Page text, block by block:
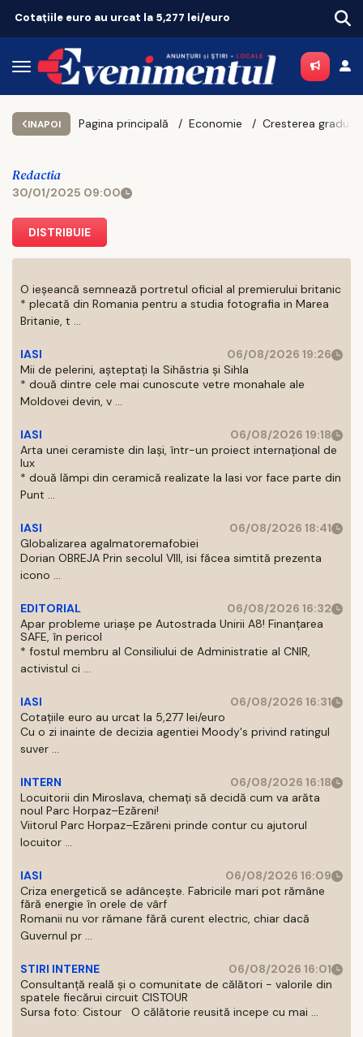
INAPOI Pagina principală Economie
Redactia
30/01/2025 09:00
DISTRIBUIE
O ieșeancă semnează portretul oficial al premierului britanic
* plecată din Romania pentru a studia fotografia in Marea
Britanie, t ...
IASI
06/08/2026 19:26
Mii de pelerini, așteptați la Sihăstria și Sihla
* două dintre cele mai cunoscute vetre monahale ale
Moldovei devin, v ...
IASI
06/08/2026 19:18
Arta unei ceramiste din Iași, într-un proiect internațional de
lux
* două lămpi din ceramică realizate la Iasi vor face parte din
Punt ...
IASI
06/08/2026 18:41
Globalizarea agalmatoremafobiei
Dorian OBREJA Prin secolul VIII, isi făcea simtită prezenta
icono ...
EDITORIAL
06/08/2026 16:32
Apar probleme uriașe pe Autostrada Unirii A8! Finanțarea
SAFE, în pericol
* fostul membru al Consiliului de Administratie al CNIR,
activistul ci ...
IASI
06/08/2026 16:31
Cotațiile euro au urcat la 5,277 lei/euro
Cu o zi inainte de decizia agentiei Moody's privind ratingul
suver ...
INTERN
06/08/2026 16:18
Locuitorii din Miroslava, chemați să decidă cum va arăta
noul Parc Horpaz–Ezăreni!
Viitorul Parc Horpaz–Ezăreni prinde contur cu ajutorul
locuitor ...
IASI
06/08/2026 16:09
Criza energetică se adâncește. Fabricile mari pot rămâne
fără energie în orele de vârf
Romanii nu vor rămane fără curent electric, chiar dacă
Guvernul pr ...
STIRI INTERNE
06/08/2026 16:01
Consultanță reală și o comunitate de călători - valorile din
spatele fiecărui circuit CISTOUR
Sursa foto: Cistour O călătorie reusită incepe cu mai ...